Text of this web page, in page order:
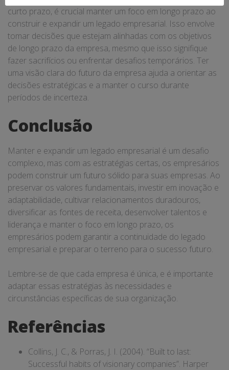
curto prazo, é crucial manter um foco em longo prazo ao
construir e expandir um legado empresarial. Isso envolve
tomar decisões que estejam alinhadas com os objetivos
de longo prazo da empresa, mesmo que isso signifique
fazer sacrifícios ou enfrentar desafios temporários. Ter
uma visão clara do futuro da empresa ajuda a orientar as
decisões estratégicas e a manter o curso durante
períodos de incerteza.
Conclusão
Manter e expandir um legado empresarial é um desafio
complexo, mas com as estratégias certas, os empresários
podem construir um futuro sólido para suas empresas. Ao
preservar os valores fundamentais, investir em inovação e
adaptabilidade, cultivar relacionamentos duradouros,
diversificar as fontes de receita, desenvolver talentos e
liderança e manter o foco em longo prazo, os
empresários podem garantir a continuidade do legado
empresarial e preparar o terreno para o sucesso futuro.
Lembre-se de que cada empresa é única, e é importante
adaptar essas estratégias às necessidades e
circunstâncias específicas de sua organização.
Referências
Collins, J. C., & Porras, J. I. (2004). “Built to last:
Successful habits of visionary companies”. Harper